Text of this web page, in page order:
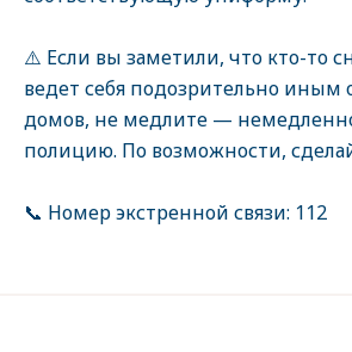
⚠️ Если вы заметили, что кто-то
ведет себя подозрительно иным
домов, не медлите —
полицию. По возможности,
📞 Номер экстренной связи: 112